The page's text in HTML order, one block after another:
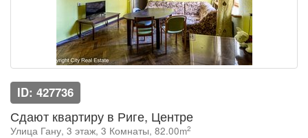
ID: 427736
Сдают квартиру в Риге, Центре
Улица Гану, 3 этаж, 3 Комнаты, 82.00m2